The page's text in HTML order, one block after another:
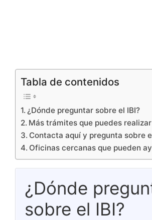
Tabla de contenidos
¿Dónde preguntar sobre el IBI?
Más trámites que puedes realizar
Contacta aquí y pregunta sobre
Oficinas cercanas que pueden
¿Dónde
sobre el IBI?